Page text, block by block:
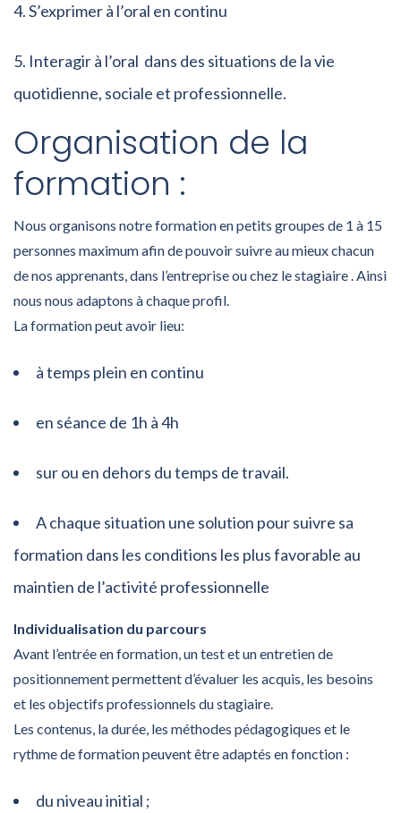
S’exprimer à l’oral en continu
Interagir à l’oral dans des situations de la vie
quotidienne, sociale et professionnelle.
Organisation de la
formation :
Nous organisons notre formation en petits groupes de 1 à 15
personnes maximum afin de pouvoir suivre au mieux chacun
de nos apprenants, dans l’entreprise ou chez le stagiaire . Ainsi
nous nous adaptons à chaque profil.
La formation peut avoir lieu:
à temps plein en continu
en séance de 1h à 4h
sur ou en dehors du temps de travail.
A chaque situation une solution pour suivre sa
formation dans les conditions les plus favorable au
maintien de l’activité professionnelle
Individualisation du parcours
Avant l’entrée en formation, un test et un entretien de
positionnement permettent d’évaluer les acquis, les besoins
et les objectifs professionnels du stagiaire.
Les contenus, la durée, les méthodes pédagogiques et le
rythme de formation peuvent être adaptés en fonction :
du niveau initial ;